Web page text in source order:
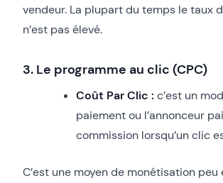
vendeur. La plupart du temps le taux
n’est pas élevé.
3. Le programme au clic (CPC)
Coût Par Clic : c’est un
paiement ou l’annonceur
commission lorsqu’un clic
C’est une moyen de monétisation